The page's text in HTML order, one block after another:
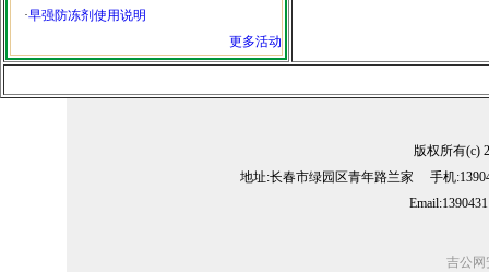
·早强防冻剂使用说明
更多活动
版权所有(c)
地址:长春市绿园区青年路兰家 手机
吉公网